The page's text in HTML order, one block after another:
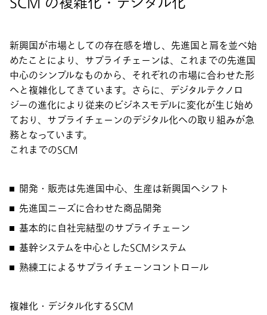
新興国が市場としての存在感を増し、先進国と肩を並べ始
めたことにより、サプライチェーンは、これまでの先進国
中心のシンプルなものから、それぞれの市場に合わせた形
へと複雑化してきています。さらに、デジタルテクノロ
ジーの進化により従来のビジネスモデルに変化が生じ始め
ており、サプライチェーンのデジタル化への取り組みが急
務となっています。
これまでのSCM
開発・販売は先進国中心、生産は新興国へシフト
先進国ニーズに合わせた商品開発
基本的に自社完結型のサプライチェーン
基幹システムを中心としたSCMシステム
熟練工によるサプライチェーンコントロール
複雑化・デジタル化するSCM